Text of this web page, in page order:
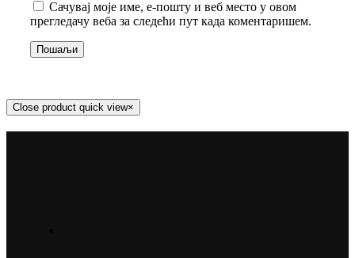
Сачувај моје име, е-пошту и веб место у овом
прегледачу веба за следећи пут када коментаришем.
Close product quick view×